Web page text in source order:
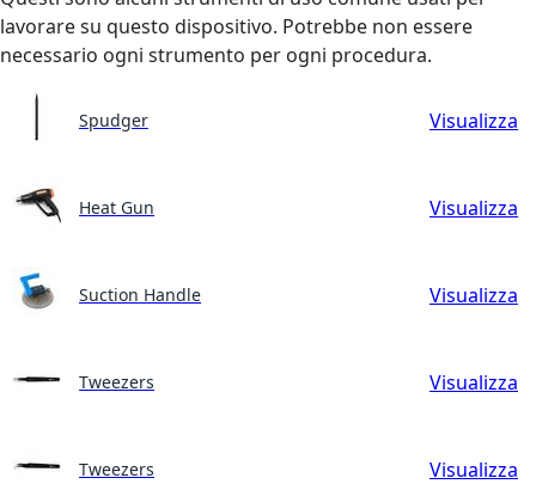
lavorare su questo dispositivo. Potrebbe non essere
necessario ogni strumento per ogni procedura.
Spudger Visualizza
Heat Gun Visualizza
Suction Handle Visualizza
Tweezers Visualizza
Tweezers Visualizza